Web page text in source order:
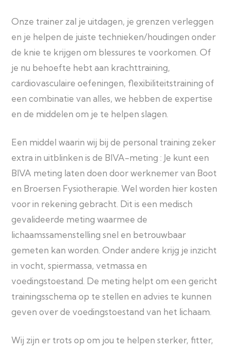
Onze trainer zal je uitdagen, je grenzen verleggen
en je helpen de juiste technieken/houdingen onder
de knie te krijgen om blessures te voorkomen. Of
je nu behoefte hebt aan krachttraining,
cardiovasculaire oefeningen, flexibiliteitstraining of
een combinatie van alles, we hebben de expertise
en de middelen om je te helpen slagen.
Een middel waarin wij bij de personal training zeker
extra in uitblinken is de BIVA-meting : Je kunt een
BIVA meting laten doen door werknemer van Boot
en Broersen Fysiotherapie. Wel worden hier kosten
voor in rekening gebracht. Dit is een medisch
gevalideerde meting waarmee de
lichaamssamenstelling snel en betrouwbaar
gemeten kan worden. Onder andere krijg je inzicht
in vocht, spiermassa, vetmassa en
voedingstoestand. De meting helpt om een gericht
trainingsschema op te stellen en advies te kunnen
geven over de voedingstoestand van het lichaam.
Wij zijn er trots op om jou te helpen sterker, fitter,